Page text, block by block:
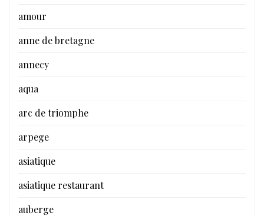
amour
anne de bretagne
annecy
aqua
arc de triomphe
arpege
asiatique
asiatique restaurant
auberge